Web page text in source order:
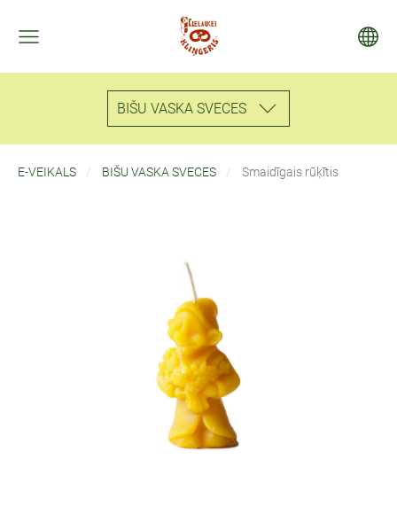
BIŠU VASKA SVECES
E-VEIKALS BIŠU VASKA SVECES Smaidīgais rūķītis